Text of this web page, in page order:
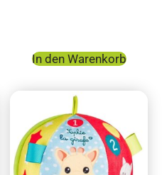
In den Warenkorb